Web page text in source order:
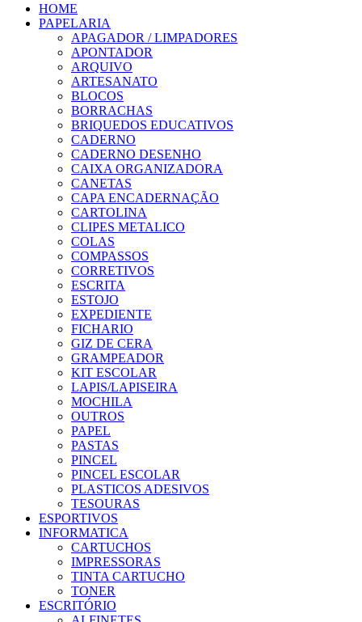
HOME
PAPELARIA
APAGADOR / LIMPADORES
APONTADOR
ARQUIVO
ARTESANATO
BLOCOS
BORRACHAS
BRIQUEDOS EDUCATIVOS
CADERNO
CADERNO DESENHO
CAIXA ORGANIZADORA
CANETAS
CAPA ENCADERNAÇÃO
CARTOLINA
CLIPES METALICO
COLAS
COMPASSOS
CORRETIVOS
ESCRITA
ESTOJO
EXPEDIENTE
FICHARIO
GIZ DE CERA
GRAMPEADOR
KIT ESCOLAR
LAPIS/LAPISEIRA
MOCHILA
OUTROS
PAPEL
PASTAS
PINCEL
PINCEL ESCOLAR
PLASTICOS ADESIVOS
TESOURAS
ESPORTIVOS
INFORMATICA
CARTUCHOS
IMPRESSORAS
TINTA CARTUCHO
TONER
ESCRITÓRIO